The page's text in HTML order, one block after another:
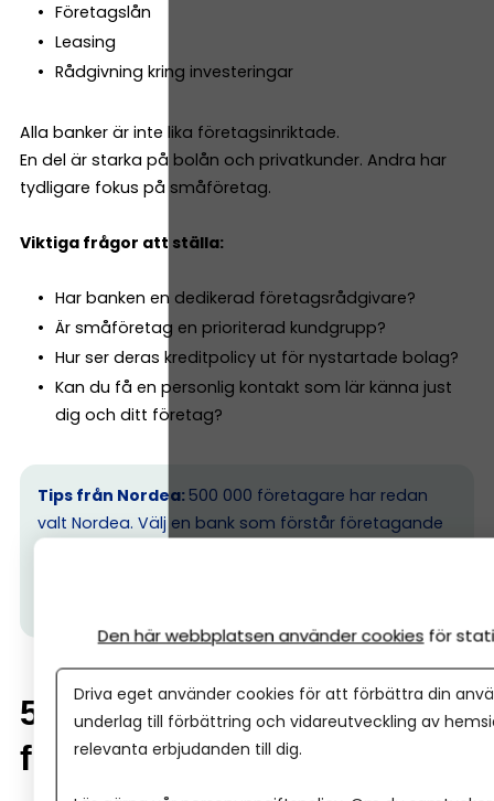
Företagslån
Leasing
Rådgivning kring investeringar
Alla banker är inte lika företagsinriktade.
En del är starka på bolån och privatkunder. Andra har
tydligare fokus på småföretag.
Viktiga frågor att ställa:
Har banken en dedikerad företagsrådgivare?
Är småföretag en prioriterad kundgrupp?
Hur ser deras kreditpolicy ut för nystartade bolag?
Kan du få en personlig kontakt som lär känna just
dig och ditt företag?
Tips från Nordea: 500 000 företagare har redan
valt Nordea. Välj en bank som förstår företagande
5. Skillnad mellan enskild
firma och aktiebolag
Den här webbplatsen använder cookies för
Driva eget använder cookies för att förbättra din
underlag till förbättring och vidareutveckling av
relevanta erbjudanden till dig.